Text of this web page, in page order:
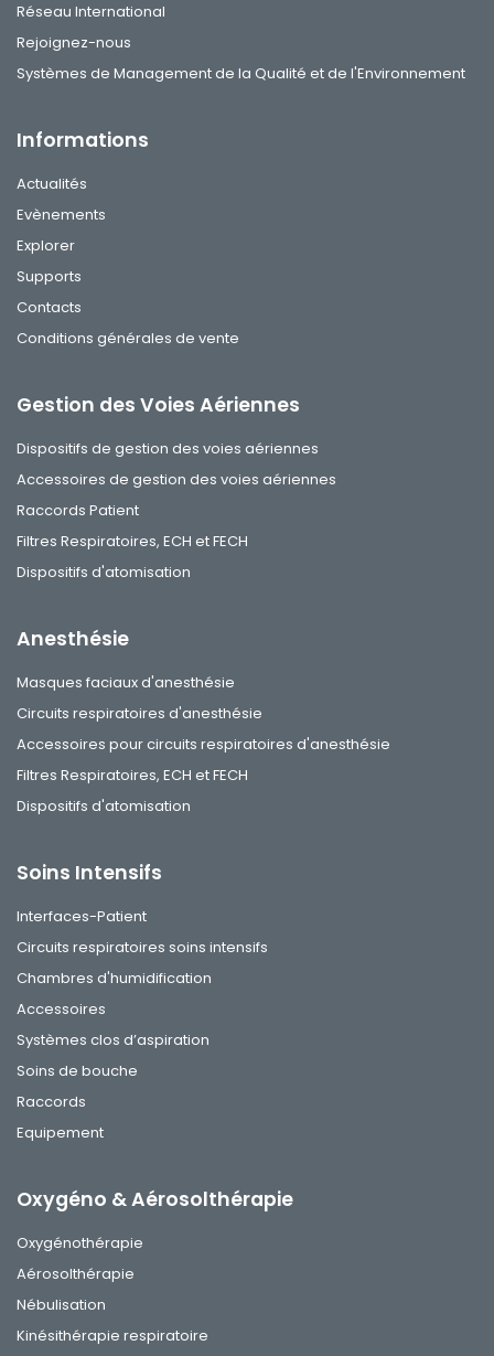
Réseau International
Rejoignez-nous
Systèmes de Management de la Qualité et de l'Environnement
Informations
Actualités
Evènements
Explorer
Supports
Contacts
Conditions générales de vente
Gestion des Voies Aériennes
Dispositifs de gestion des voies aériennes
Accessoires de gestion des voies aériennes
Raccords Patient
Filtres Respiratoires, ECH et FECH
Dispositifs d'atomisation
Anesthésie
Masques faciaux d'anesthésie
Circuits respiratoires d'anesthésie
Accessoires pour circuits respiratoires d'anesthésie
Filtres Respiratoires, ECH et FECH
Dispositifs d'atomisation
Soins Intensifs
Interfaces-Patient
Circuits respiratoires soins intensifs
Chambres d'humidification
Accessoires
Systèmes clos d’aspiration
Soins de bouche
Raccords
Equipement
Oxygéno & Aérosolthérapie
Oxygénothérapie
Aérosolthérapie
Nébulisation
Kinésithérapie respiratoire